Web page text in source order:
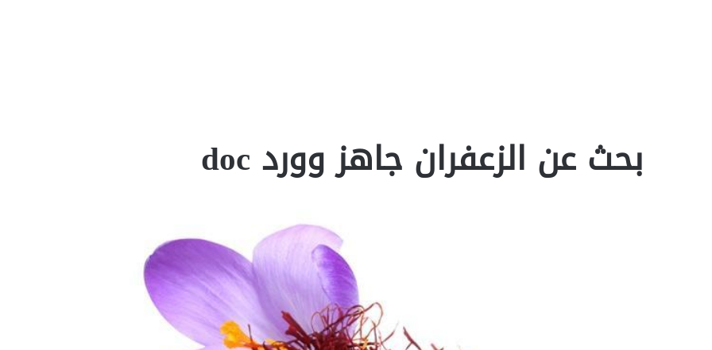
بحث عن الزعفران جاهز وورد doc